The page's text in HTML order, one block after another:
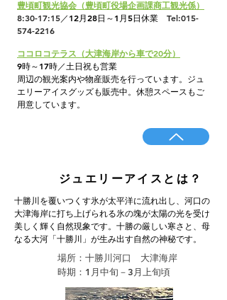
豊頃町観光協会（豊頃町役場企画課商工観光係）
8:30-17:15／12月28日～1月5日休業 Tel:015-
574-2216
ココロコテラス（大津海岸から車で20分）
9時～17時／土日祝も営業
周辺の観光案内や物産販売を行っています。ジュ
エリーアイスグッズも販売中。休憩スペースもご
用意しています。
ジュエリーアイスとは？
十勝川を覆いつくす氷が太平洋に流れ出し、河口の
大津海岸に打ち上げられる氷の塊が太陽の光を受け
美しく輝く自然現象です。十勝の厳しい寒さと、母
なる大河「十勝川」が生み出す自然の神秘です。
場所：十勝川河口 大津海岸
時期： 1月中旬－3月上旬頃